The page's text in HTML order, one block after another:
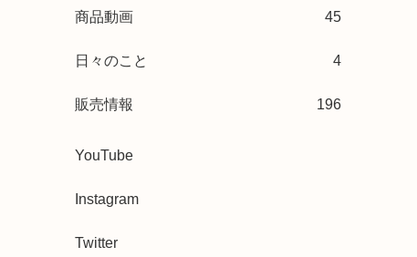
商品動画 45
日々のこと 4
販売情報 196
YouTube
Instagram
Twitter